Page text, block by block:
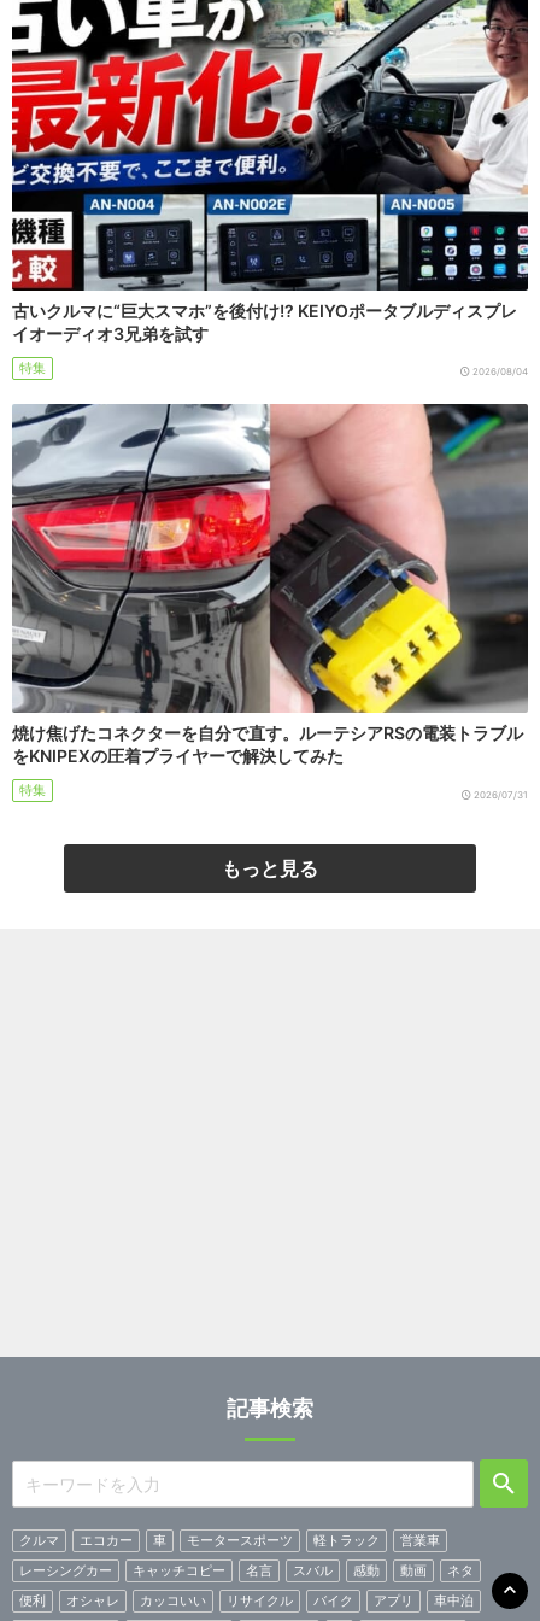
古いクルマに“巨大スマホ”を後付け!? KEIYOポータブルディスプレ
イオーディオ3兄弟を試す
特集 2026/08/04
焼け焦げたコネクターを自分で直す。ルーテシアRSの電装トラブル
をKNIPEXの圧着プライヤーで解決してみた
特集 2026/07/31
もっと見る
記事検索
クルマ エコカー 車 モータースポーツ 軽トラック
営業車
レーシングカー
キャッチコピー 名言 スバル 感動 動画
ネタ
便利
オシャレ カッコいい リサイクル バイク アプリ 車中泊